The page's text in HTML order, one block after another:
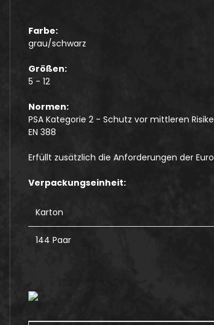
Farbe:
grau/schwarz
Größen:
5 - 12
Normen:
PSA Kategorie 2 - Schutz vor mittleren
EN 388
Erfüllt zusätzlich die Anforderungen der
Verpackungseinheit:
Karton
144 Paar